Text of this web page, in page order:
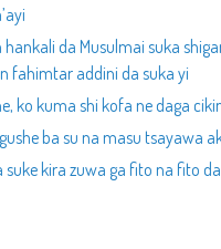
da Musulmai suka
fahimtar addini da suka yi
ko kuma shi kofa ne daga
ba su na masu tsayawa
kira zuwa ga fito na fito